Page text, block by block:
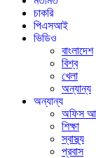
চাকরি
পিএসআই
ভিডিও
বাংলাদেশ
বিশ্ব
খেলা
অন্যান্য
অন্যান্য
অফিস
শিক্ষা
স্বাস্থ্য
প্রবাস